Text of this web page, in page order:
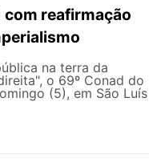
com reafirmação
na terra da
o 69º Conad do
(5), em São Luís